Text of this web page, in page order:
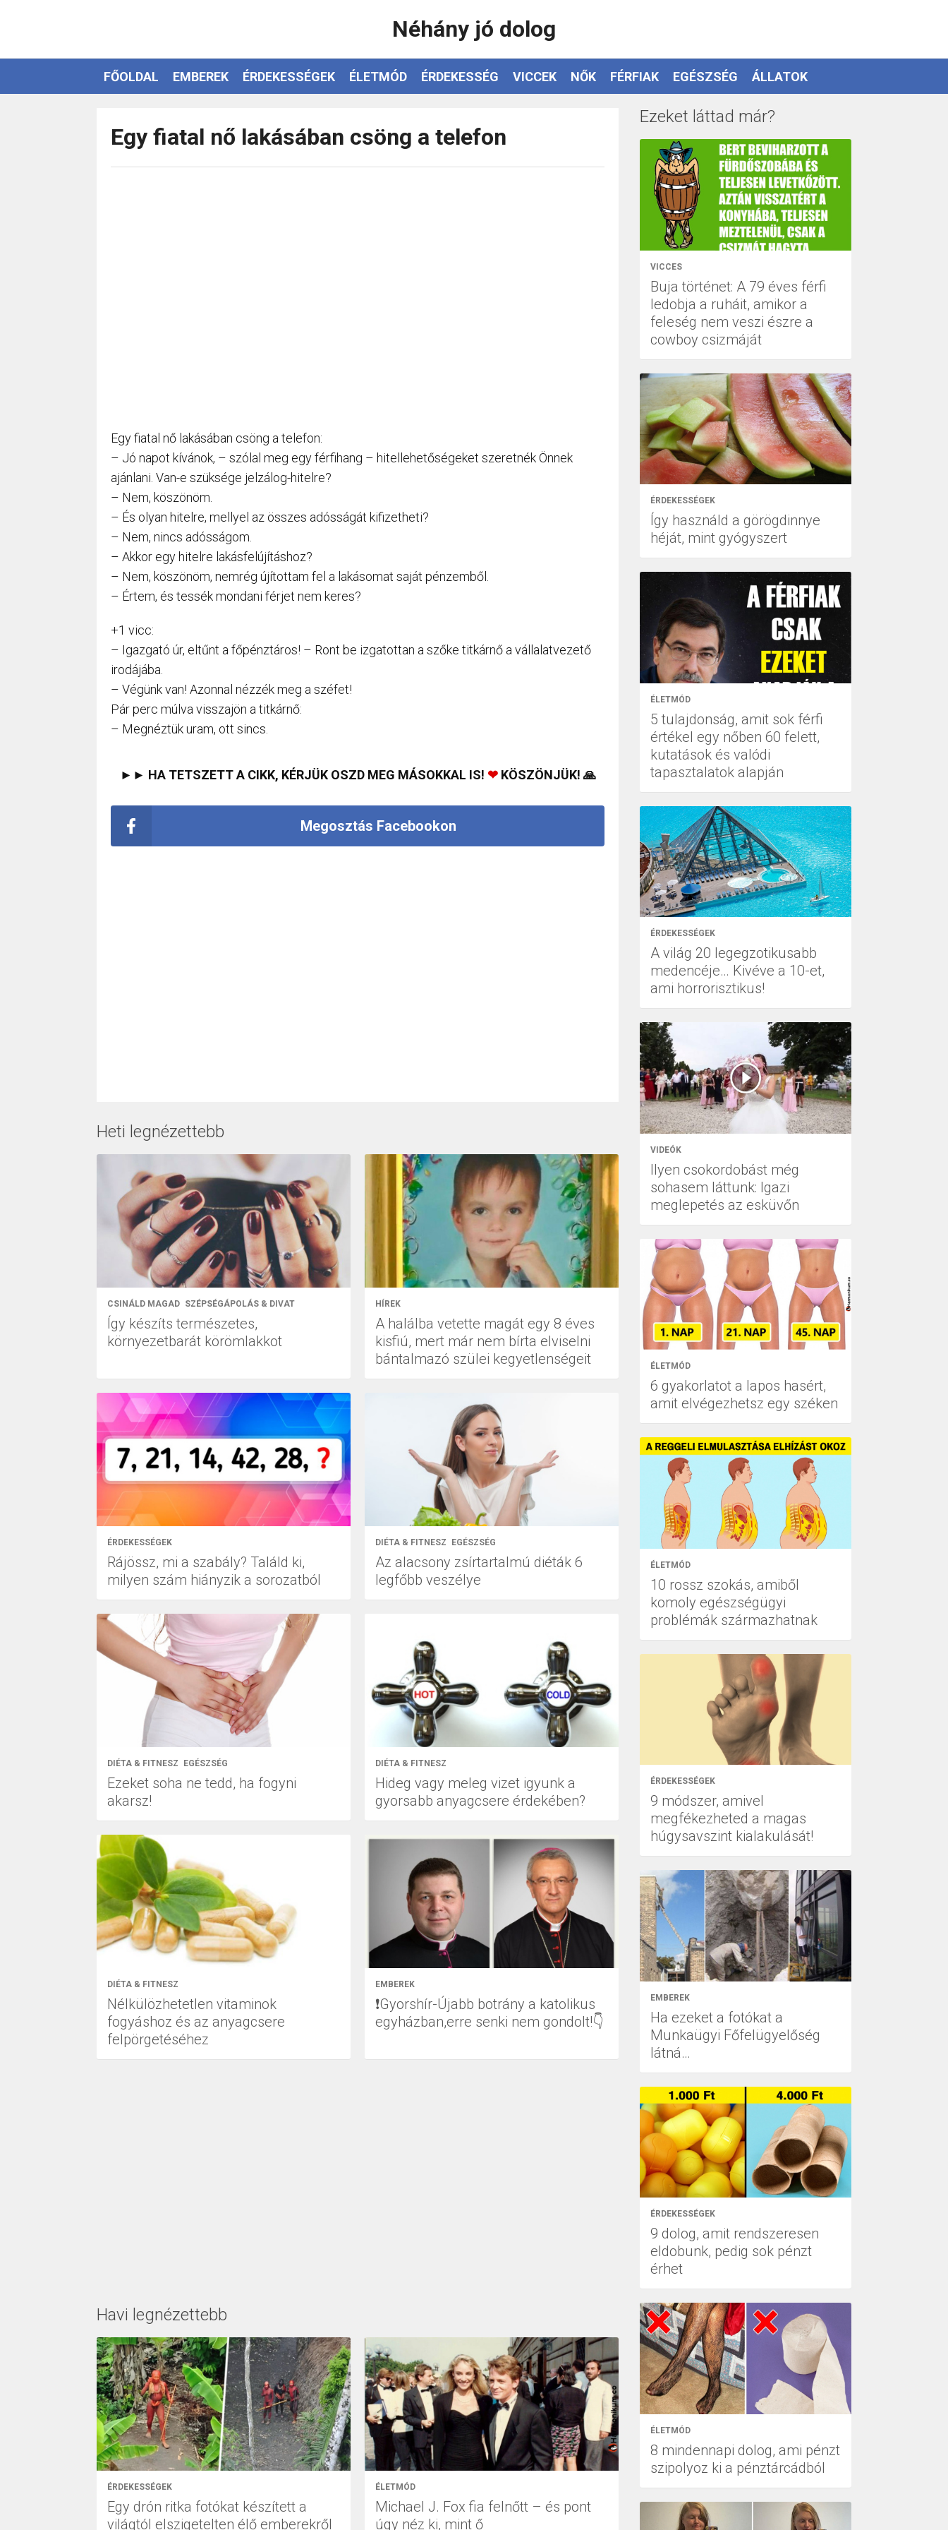
Néhány jó dolog
FŐOLDAL EMBEREK ÉRDEKESSÉGEK ÉLETMÓD ÉRDEKESSÉG VICCEK NŐK FÉRFIAK EGÉSZSÉG ÁLLATOK
Egy fiatal nő lakásában csöng a telefon
Egy fiatal nő lakásában csöng a telefon:
– Jó napot kívánok, – szólal meg egy férfihang – hitellehetőségeket szeretnék Önnek
ajánlani. Van-e szüksége jelzálog-hitelre?
– Nem, köszönöm.
– És olyan hitelre, mellyel az összes adósságát kifizetheti?
– Nem, nincs adósságom.
– Akkor egy hitelre lakásfelújításhoz?
– Nem, köszönöm, nemrég újítottam fel a lakásomat saját pénzemből.
– Értem, és tessék mondani férjet nem keres?
+1 vicc:
– Igazgató úr, eltűnt a főpénztáros! – Ront be izgatottan a szőke titkárnő a vállalatvezető
irodájába.
– Végünk van! Azonnal nézzék meg a széfet!
Pár perc múlva visszajön a titkárnő:
– Megnéztük uram, ott sincs.
►► HA TETSZETT A CIKK, KÉRJÜK OSZD MEG MÁSOKKAL IS! ❤KÖSZÖNJÜK! 🙏
Megosztás Facebookon
Heti legnézettebb
CSINÁLD MAGAD SZÉPSÉGÁPOLÁS & DIVAT
Így készíts természetes,
környezetbarát körömlakkot
HÍREK
A halálba vetette magát egy 8 éves
kisfiú, mert már nem bírta elviselni
bántalmazó szülei kegyetlenségeit
ÉRDEKESSÉGEK
Rájössz, mi a szabály? Találd ki,
milyen szám hiányzik a sorozatból
DIÉTA & FITNESZ EGÉSZSÉG
Az alacsony zsírtartalmú diéták 6
legfőbb veszélye
DIÉTA & FITNESZ EGÉSZSÉG
Ezeket soha ne tedd, ha fogyni
akarsz!
DIÉTA & FITNESZ
Hideg vagy meleg vizet igyunk a
gyorsabb anyagcsere érdekében?
DIÉTA & FITNESZ
Nélkülözhetetlen vitaminok
fogyáshoz és az anyagcsere
felpörgetéséhez
EMBEREK
❗Gyorshír-Újabb botrány a katolikus
egyházban,erre senki nem gondolt!👇
Havi legnézettebb
ÉRDEKESSÉGEK
Egy drón ritka fotókat készített a
világtól elszigetelten élő emberekről
ÉLETMÓD
Michael J. Fox fia felnőtt – és pont
úgy néz ki, mint ő
Ezeket láttad már?
VICCES
Buja történet: A 79 éves férfi
ledobja a ruháit, amikor a
feleség nem veszi észre a
cowboy csizmáját
ÉRDEKESSÉGEK
Így használd a görögdinnye
héját, mint gyógyszert
ÉLETMÓD
5 tulajdonság, amit sok férfi
értékel egy nőben 60 felett,
kutatások és valódi
tapasztalatok alapján
ÉRDEKESSÉGEK
A világ 20 legegzotikusabb
medencéje… Kivéve a 10-et,
ami horrorisztikus!
VIDEÓK
Ilyen csokordobást még
sohasem láttunk: Igazi
meglepetés az esküvőn
ÉLETMÓD
6 gyakorlatot a lapos hasért,
amit elvégezhetsz egy széken
ÉLETMÓD
10 rossz szokás, amiből
komoly egészségügyi
problémák származhatnak
ÉRDEKESSÉGEK
9 módszer, amivel
megfékezheted a magas
húgysavszint kialakulását!
EMBEREK
Ha ezeket a fotókat a
Munkaügyi Főfelügyelőség
látná…
ÉRDEKESSÉGEK
9 dolog, amit rendszeresen
eldobunk, pedig sok pénzt
érhet
ÉLETMÓD
8 mindennapi dolog, ami pénzt
szipolyoz ki a pénztárcádból